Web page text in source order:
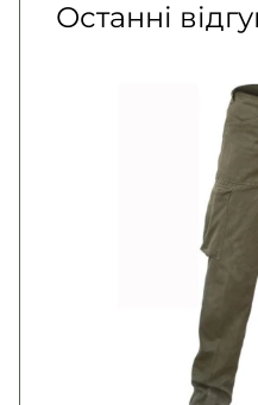
вищий сорт- 1820 ₴
Термокофта
Штани Мультикам
Оригінал Б/В 1 сорт
Останні